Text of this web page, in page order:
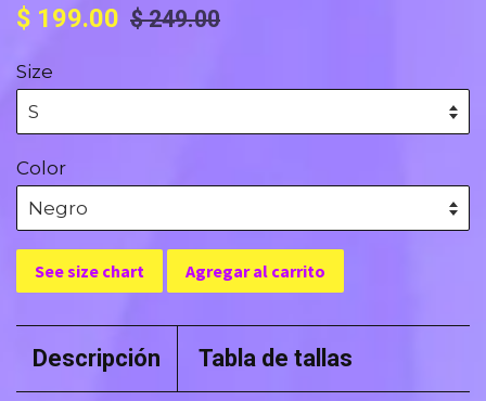
Precio
$ 199.00
Precio
$ 249.00
Size
Color
See size chart Agregar al carrito
Descripción Tabla de tallas